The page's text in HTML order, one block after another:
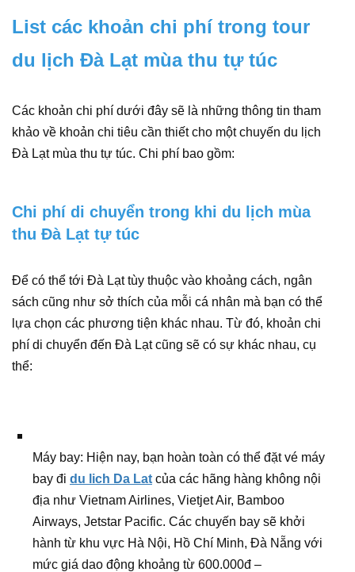
List các khoản chi phí trong tour
du lịch Đà Lạt mùa thu tự túc
Các khoản chi phí dưới đây sẽ là những thông tin tham
khảo về khoản chi tiêu cần thiết cho một chuyến du lịch
Đà Lạt mùa thu tự túc. Chi phí bao gồm:
Chi phí di chuyển trong khi du lịch mùa
thu Đà Lạt tự túc
Để có thể tới Đà Lạt tùy thuộc vào khoảng cách, ngân
sách cũng như sở thích của mỗi cá nhân mà bạn có thể
lựa chọn các phương tiện khác nhau. Từ đó, khoản chi
phí di chuyển đến Đà Lạt cũng sẽ có sự khác nhau, cụ
thể:
Máy bay: Hiện nay, bạn hoàn toàn có thể đặt vé máy
bay đi du lich Da Lat của các hãng hàng không nội
địa như Vietnam Airlines, Vietjet Air, Bamboo
Airways, Jetstar Pacific. Các chuyến bay sẽ khởi
hành từ khu vực Hà Nội, Hồ Chí Minh, Đà Nẵng với
mức giá dao động khoảng từ 600.000đ –